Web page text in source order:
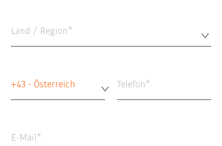
Land / Region*
+43 - Österreich Telefon
E-Mail